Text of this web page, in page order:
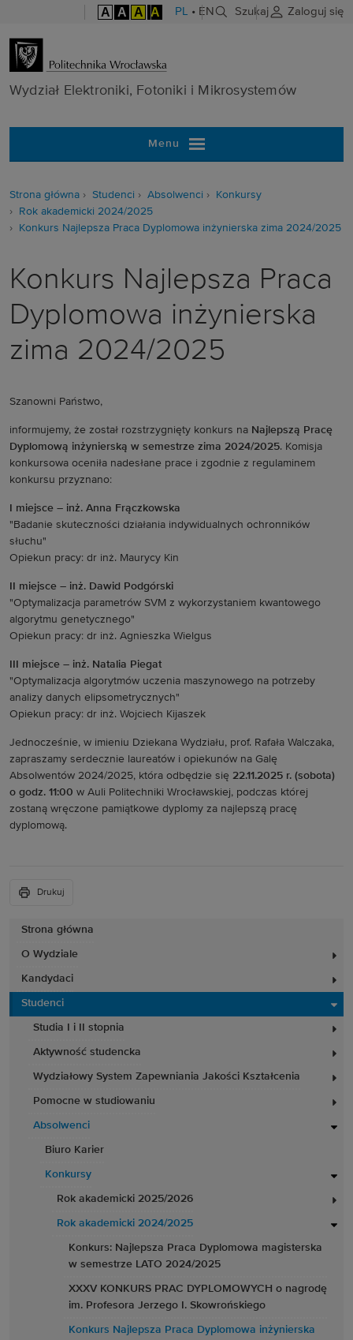
A A A A PL • EN Szukaj Zaloguj się
Wydział
Wydział Elektroniki, Fotoniki i Mikrosystemów
Menu
Strona główna
O Wydziale
Kandydaci
Studenci
Studia I i II stopnia
Aktywność studencka
Wydziałowy System Zapewniania Jakości Kształcenia
Pomocne w studiowaniu
Absolwenci
Biuro Karier
Konkursy
Rok akademicki 2025/2026
Rok akademicki 2024/2025
Konkurs: Najlepsza Praca Dyplomowa magisterska
w semestrze LATO 2024/2025
XXXV KONKURS PRAC DYPLOMOWYCH o nagrodę
im. Profesora Jerzego I. Skowrońskiego
Konkurs Najlepsza Praca Dyplomowa inżynierska
Strona główna Studenci Absolwenci
Konkursy
Rok akademicki 2024/2025
Konkurs Najlepsza Praca Dyplomowa inżynierska zima 2024/2025
Konkurs Najlepsza Praca
Dyplomowa inżynierska
zima 2024/2025
Szanowni Państwo,
informujemy, że został rozstrzygnięty konkurs na Najlepszą Pracę
Dyplomową inżynierską w semestrze zima 2024/2025. Komisja
konkursowa oceniła nadesłane prace i zgodnie z regulaminem
konkursu przyznano:
I miejsce – inż. Anna Frączkowska
"Badanie skuteczności działania indywidualnych ochronników
słuchu"
Opiekun pracy: dr inż. Maurycy Kin
II miejsce – inż. Dawid Podgórski
"Optymalizacja parametrów SVM z wykorzystaniem kwantowego
algorytmu genetycznego"
Opiekun pracy: dr inż. Agnieszka Wielgus
III miejsce – inż. Natalia Piegat
"Optymalizacja algorytmów uczenia maszynowego na potrzeby
analizy danych elipsometrycznych"
Opiekun pracy: dr inż. Wojciech Kijaszek
Jednocześnie, w imieniu Dziekana Wydziału, prof. Rafała Walczaka,
zapraszamy serdecznie laureatów i opiekunów na Galę
Absolwentów 2024/2025, która odbędzie się 22.11.2025 r. (sobota)
o godz. 11:00 w Auli Politechniki Wrocławskiej, podczas której
zostaną wręczone pamiątkowe dyplomy za najlepszą pracę
dyplomową.
Drukuj